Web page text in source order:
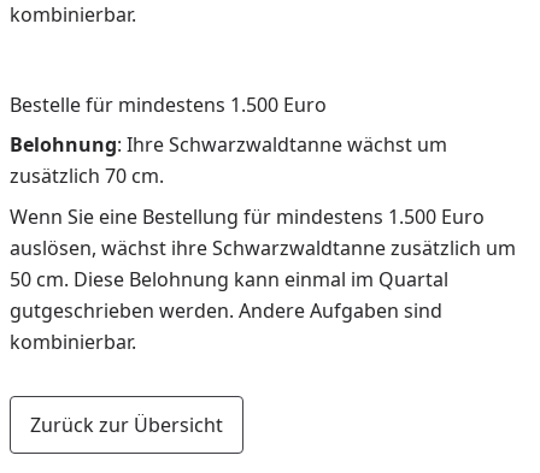
kombinierbar.
Bestelle für mindestens 1.500 Euro
Belohnung: Ihre Schwarzwaldtanne wächst um
zusätzlich 70 cm.
Wenn Sie eine Bestellung für mindestens 1.500 Euro
auslösen, wächst ihre Schwarzwaldtanne zusätzlich um
50 cm. Diese Belohnung kann einmal im Quartal
gutgeschrieben werden. Andere Aufgaben sind
kombinierbar.
Zurück zur Übersicht